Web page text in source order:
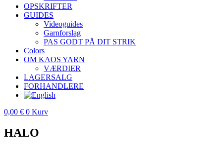
OPSKRIFTER
GUIDES
Videoguides
Garnforslag
PAS GODT PÅ DIT STRIK
Colors
OM KAOS YARN
VÆRDIER
LAGERSALG
FORHANDLERE
0,00 € 0 Kurv
HALO